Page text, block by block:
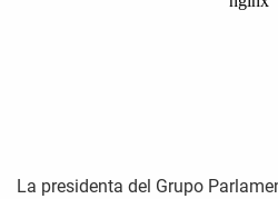
La presidenta del Grupo